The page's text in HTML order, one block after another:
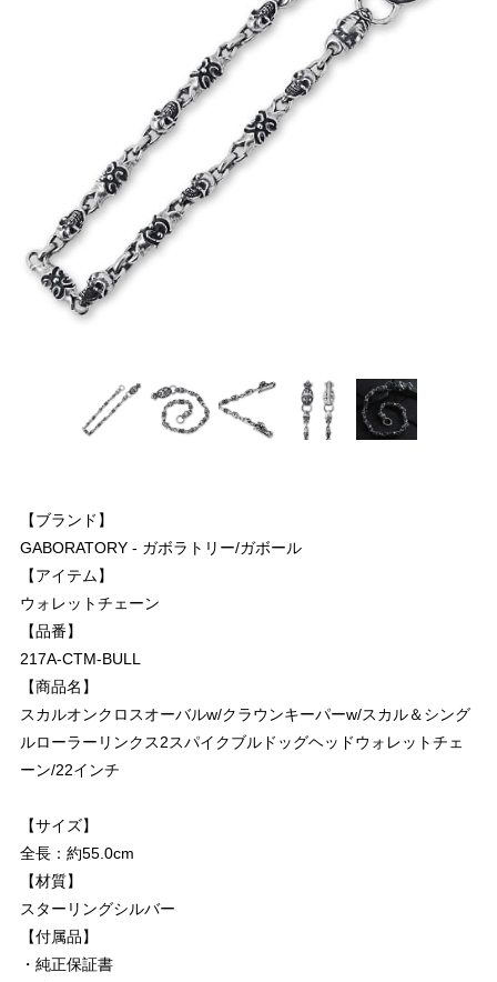
【ブランド】
GABORATORY - ガボラトリー/ガボール
【アイテム】
ウォレットチェーン
【品番】
217A-CTM-BULL
【商品名】
スカルオンクロスオーバルw/クラウンキーパーw/スカル＆シング
ルローラーリンクス2スパイクブルドッグヘッドウォレットチェ
ーン/22インチ
【サイズ】
全長：約55.0cm
【材質】
スターリングシルバー
【付属品】
・純正保証書